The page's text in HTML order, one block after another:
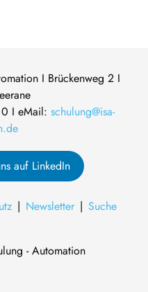
I Brückenweg 2 I
I eMail: schulung@isa-
auf LinkedIn
Newsletter Suche
- Automation